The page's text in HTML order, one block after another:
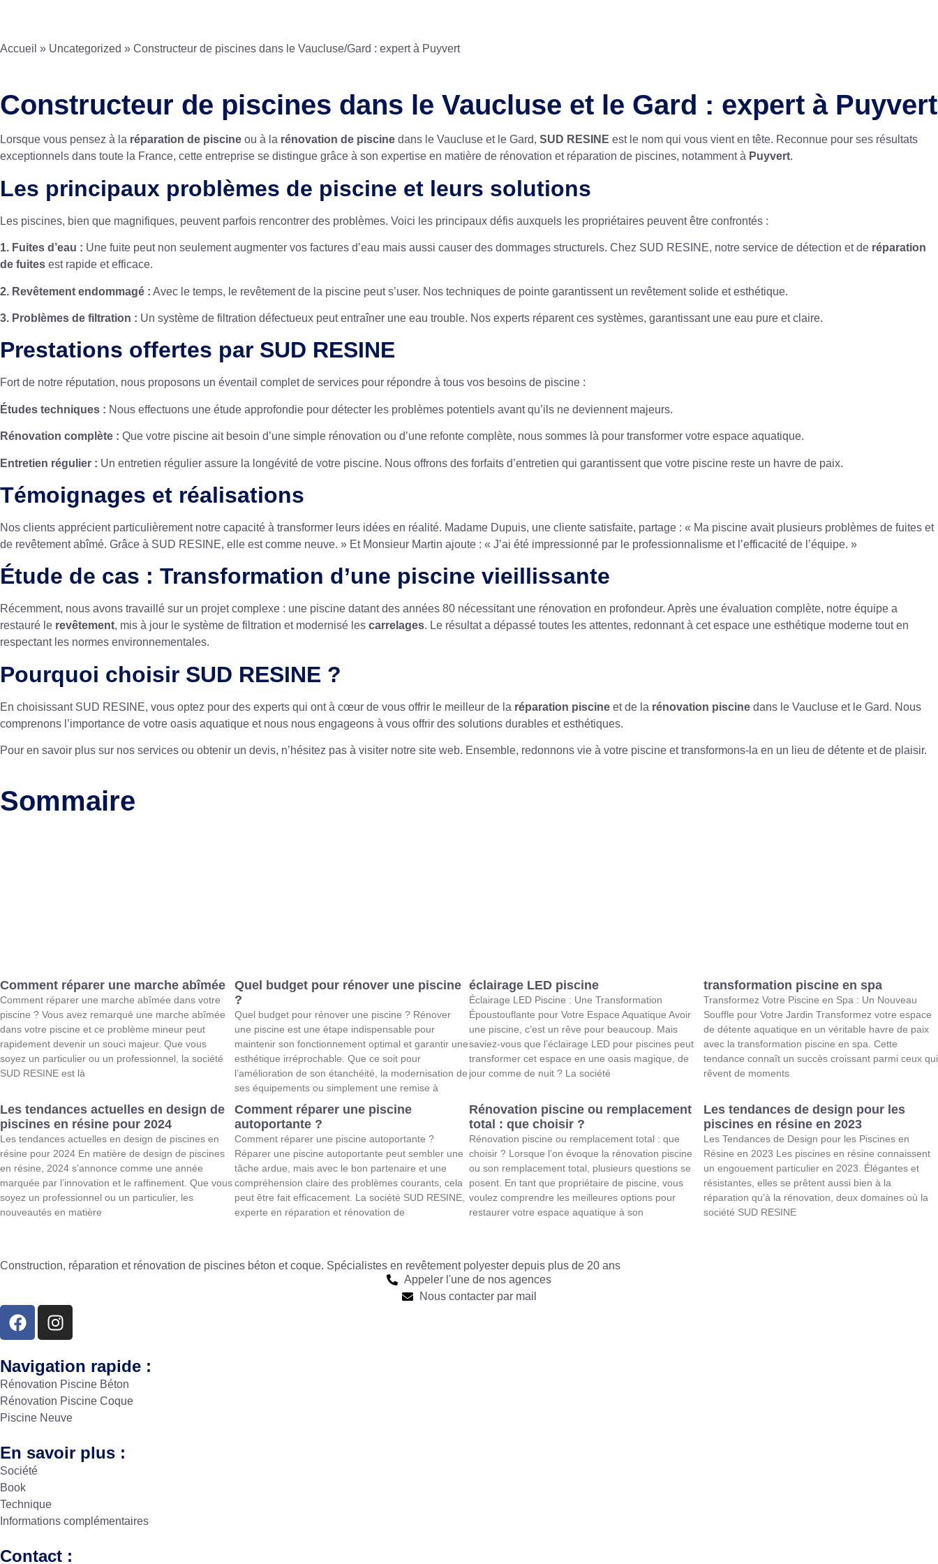
Accueil » Uncategorized » Constructeur de piscines dans le Vaucluse/Gard : expert à Puyvert
Constructeur de piscines dans le Vaucluse et le Gard : expert à Puyvert
Lorsque vous pensez à la réparation de piscine ou à la rénovation de piscine dans le Vaucluse et le Gard, SUD RESINE est le nom qui vous vient en tête. Reconnue pour ses résultats
exceptionnels dans toute la France, cette entreprise se distingue grâce à son expertise en matière de rénovation et réparation de piscines, notamment à Puyvert.
Les principaux problèmes de piscine et leurs solutions
Les piscines, bien que magnifiques, peuvent parfois rencontrer des problèmes. Voici les principaux défis auxquels les propriétaires peuvent être confrontés :
1. Fuites d’eau : Une fuite peut non seulement augmenter vos factures d’eau mais aussi causer des dommages structurels. Chez SUD RESINE, notre service de détection et de réparation
de fuites est rapide et efficace.
2. Revêtement endommagé : Avec le temps, le revêtement de la piscine peut s’user. Nos techniques de pointe garantissent un revêtement solide et esthétique.
3. Problèmes de filtration : Un système de filtration défectueux peut entraîner une eau trouble. Nos experts réparent ces systèmes, garantissant une eau pure et claire.
Prestations offertes par SUD RESINE
Fort de notre réputation, nous proposons un éventail complet de services pour répondre à tous vos besoins de piscine :
Études techniques : Nous effectuons une étude approfondie pour détecter les problèmes potentiels avant qu’ils ne deviennent majeurs.
Rénovation complète : Que votre piscine ait besoin d’une simple rénovation ou d’une refonte complète, nous sommes là pour transformer votre espace aquatique.
Entretien régulier : Un entretien régulier assure la longévité de votre piscine. Nous offrons des forfaits d’entretien qui garantissent que votre piscine reste un havre de paix.
Témoignages et réalisations
Nos clients apprécient particulièrement notre capacité à transformer leurs idées en réalité. Madame Dupuis, une cliente satisfaite, partage : « Ma piscine avait plusieurs problèmes de fuites et
de revêtement abîmé. Grâce à SUD RESINE, elle est comme neuve. » Et Monsieur Martin ajoute : « J’ai été impressionné par le professionnalisme et l’efficacité de l’équipe. »
Étude de cas : Transformation d’une piscine vieillissante
Récemment, nous avons travaillé sur un projet complexe : une piscine datant des années 80 nécessitant une rénovation en profondeur. Après une évaluation complète, notre équipe a
restauré le revêtement, mis à jour le système de filtration et modernisé les carrelages. Le résultat a dépassé toutes les attentes, redonnant à cet espace une esthétique moderne tout en
respectant les normes environnementales.
Pourquoi choisir SUD RESINE ?
En choisissant SUD RESINE, vous optez pour des experts qui ont à cœur de vous offrir le meilleur de la réparation piscine et de la rénovation piscine dans le Vaucluse et le Gard. Nous
comprenons l’importance de votre oasis aquatique et nous nous engageons à vous offrir des solutions durables et esthétiques.
Pour en savoir plus sur nos services ou obtenir un devis, n’hésitez pas à visiter notre site web. Ensemble, redonnons vie à votre piscine et transformons-la en un lieu de détente et de plaisir.
Sommaire
Comment réparer une marche abîmée
Comment réparer une marche abîmée dans votre
piscine ? Vous avez remarqué une marche abîmée
dans votre piscine et ce problème mineur peut
rapidement devenir un souci majeur. Que vous
soyez un particulier ou un professionnel, la société
SUD RESINE est là
Quel budget pour rénover une piscine
?
Quel budget pour rénover une piscine ? Rénover
une piscine est une étape indispensable pour
maintenir son fonctionnement optimal et garantir une
esthétique irréprochable. Que ce soit pour
l’amélioration de son étanchéité, la modernisation de
ses équipements ou simplement une remise à
éclairage LED piscine
Éclairage LED Piscine : Une Transformation
Époustouflante pour Votre Espace Aquatique Avoir
une piscine, c’est un rêve pour beaucoup. Mais
saviez-vous que l’éclairage LED pour piscines peut
transformer cet espace en une oasis magique, de
jour comme de nuit ? La société
transformation piscine en spa
Transformez Votre Piscine en Spa : Un Nouveau
Souffle pour Votre Jardin Transformez votre espace
de détente aquatique en un véritable havre de paix
avec la transformation piscine en spa. Cette
tendance connaît un succès croissant parmi ceux qui
rêvent de moments
Les tendances actuelles en design de
piscines en résine pour 2024
Les tendances actuelles en design de piscines en
résine pour 2024 En matière de design de piscines
en résine, 2024 s’annonce comme une année
marquée par l’innovation et le raffinement. Que vous
soyez un professionnel ou un particulier, les
nouveautés en matière
Comment réparer une piscine
autoportante ?
Comment réparer une piscine autoportante ?
Réparer une piscine autoportante peut sembler une
tâche ardue, mais avec le bon partenaire et une
compréhension claire des problèmes courants, cela
peut être fait efficacement. La société SUD RESINE,
experte en réparation et rénovation de
Rénovation piscine ou remplacement
total : que choisir ?
Rénovation piscine ou remplacement total : que
choisir ? Lorsque l’on évoque la rénovation piscine
ou son remplacement total, plusieurs questions se
posent. En tant que propriétaire de piscine, vous
voulez comprendre les meilleures options pour
restaurer votre espace aquatique à son
Les tendances de design pour les
piscines en résine en 2023
Les Tendances de Design pour les Piscines en
Résine en 2023 Les piscines en résine connaissent
un engouement particulier en 2023. Élégantes et
résistantes, elles se prêtent aussi bien à la
réparation qu’à la rénovation, deux domaines où la
société SUD RESINE
Construction, réparation et rénovation de piscines béton et coque. Spécialistes en revêtement polyester depuis plus de 20 ans
Appeler l'une de nos agences
Nous contacter par mail
Navigation rapide :
Rénovation Piscine Béton
Rénovation Piscine Coque
Piscine Neuve
En savoir plus :
Société
Book
Technique
Informations complémentaires
Contact :